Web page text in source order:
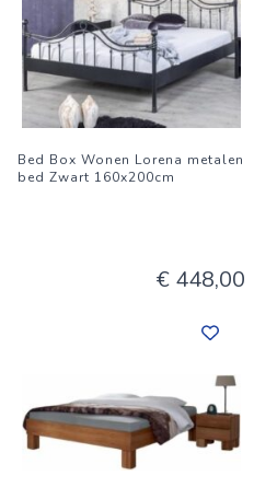
Bed Box Wonen Lorena metalen
bed Zwart 160x200cm
€ 448,00